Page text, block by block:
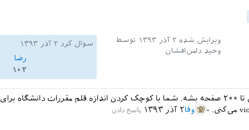
ویرایش شده ۲ آذر ۱۳۹۳
توسط
وحید دامن‌افشان
سوال کرد ۲ آذر ۱۳۹۳
رضا
۱۰۲
اپایانامت رو خلاصه کن تا ۲۰۰ صفحه بشه. شما با کوچک کردن اندازه قلم مقررات دانشگاه برای
۲ آذر ۱۳۹۳وفا